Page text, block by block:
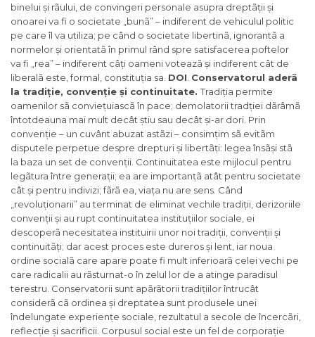
binelui și rãului, de convingeri personale asupra dreptãții și
onoarei va fi o societate „bunã” – indiferent de vehiculul politic
pe care îl va utiliza; pe când o societate libertinã, ignorantã a
normelor și orientatã în primul rând spre satisfacerea poftelor
va fi „rea” – indiferent câți oameni voteazã și indiferent cât de
liberalã este, formal, constituția sa. DOI Conservatorul aderã
la tradiție, convenție și continuitate.Tradiția permite
oamenilor sã conviețuiascã în pace; demolatorii tradției dãrâmã
întotdeauna mai mult decât știu sau decât și-ar dori. Prin
convenție – un cuvânt abuzat astãzi – consimțim sã evitãm
disputele perpetue despre drepturi și libertãți: legea însãși stã
la baza un set de convenții. Continuitatea este mijlocul pentru
legãtura între generații; ea are importanțã atât pentru societate
cât și pentru indivizi; fãrã ea, viața nu are sens. Când
„revoluționarii” au terminat de eliminat vechile tradiții, derizoriile
convenții și au rupt continuitatea instituțiilor sociale, ei
descoperã necesitatea instituirii unor noi tradiții, convenții și
continuitãți; dar acest proces este dureros și lent, iar noua
ordine socialã care apare poate fi mult inferioarã celei vechi pe
care radicalii au rãsturnat-o în zelul lor de a atinge paradisul
terestru. Conservatorii sunt apãrãtorii tradițiilor întrucât
considerã cã ordinea și dreptatea sunt produsele unei
îndelungate experiențe sociale, rezultatul a secole de încercãri,
reflecție și sacrificii. Corpusul social este un fel de corporație